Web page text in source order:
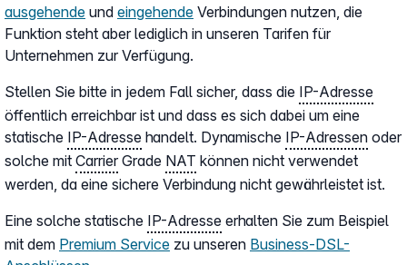
ausgehende und eingehende Verbindungen nutzen, die
Funktion steht aber lediglich in unseren Tarifen für
Unternehmen zur Verfügung.
Stellen Sie bitte in jedem Fall sicher, dass die IP-Adresse
öffentlich erreichbar ist und dass es sich dabei um eine
statische IP-Adresse handelt. Dynamische IP-Adressen oder
solche mit Carrier Grade NAT können nicht verwendet
werden, da eine sichere Verbindung nicht gewährleistet ist.
Eine solche statische IP-Adresse erhalten Sie zum Beispiel
mit dem Premium Service zu unseren Business-DSL-